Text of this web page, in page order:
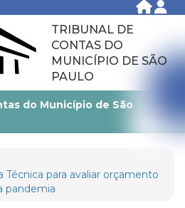
TRIBUNAL DE
CONTAS DO
MUNICÍPIO DE SÃO
PAULO
do Município de São
Técnica para avaliar orçamento
pandemia